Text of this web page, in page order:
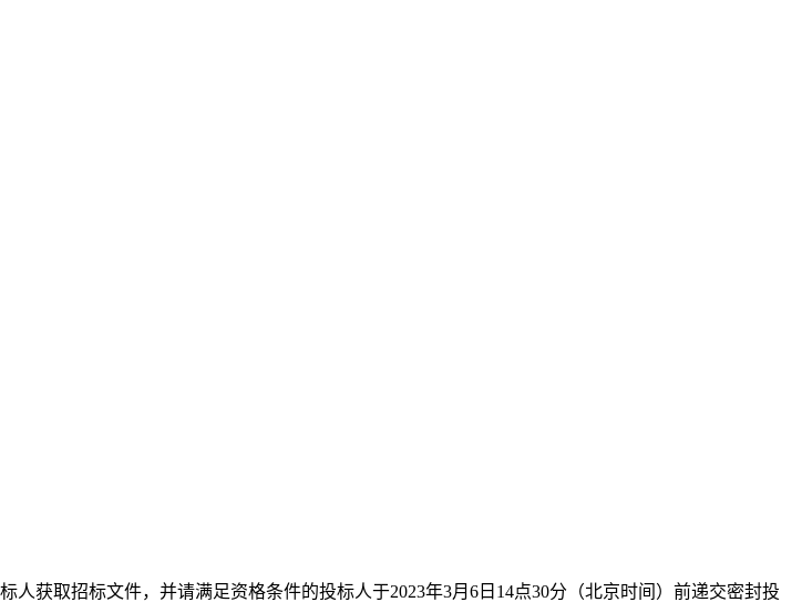
获取招标文件，并请满足资格条件的投标人于2023年3月6日14点30分（北京时间）前递交密封投